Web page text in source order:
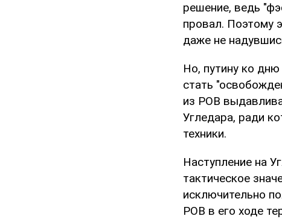
решение, ведь
провал. Поэтому
даже не
Но, путину ко
стать
из РОВ
Угледара, ради
техники.
Наступление на
тактическое
исключительно
РОВ в его ходе